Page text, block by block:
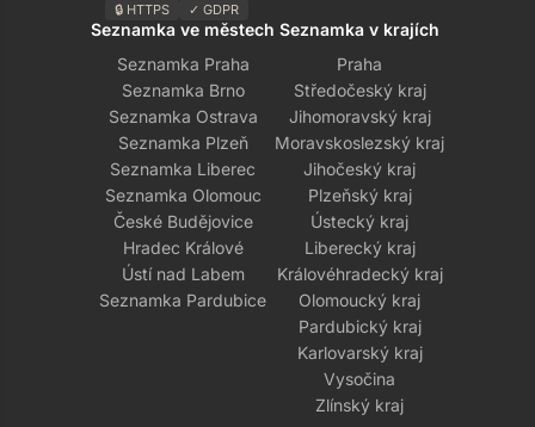
🔒 HTTPS ✓ GDPR
Seznamka ve městech
Seznamka Praha
Seznamka Brno
Seznamka Ostrava
Seznamka Plzeň
Seznamka Liberec
Seznamka Olomouc
České Budějovice
Hradec Králové
Ústí nad Labem
Seznamka Pardubice
Seznamka v krajích
Praha
Středočeský kraj
Jihomoravský kraj
Moravskoslezský kraj
Jihočeský kraj
Plzeňský kraj
Ústecký kraj
Liberecký kraj
Královéhradecký kraj
Olomoucký kraj
Pardubický kraj
Karlovarský kraj
Vysočina
Zlínský kraj